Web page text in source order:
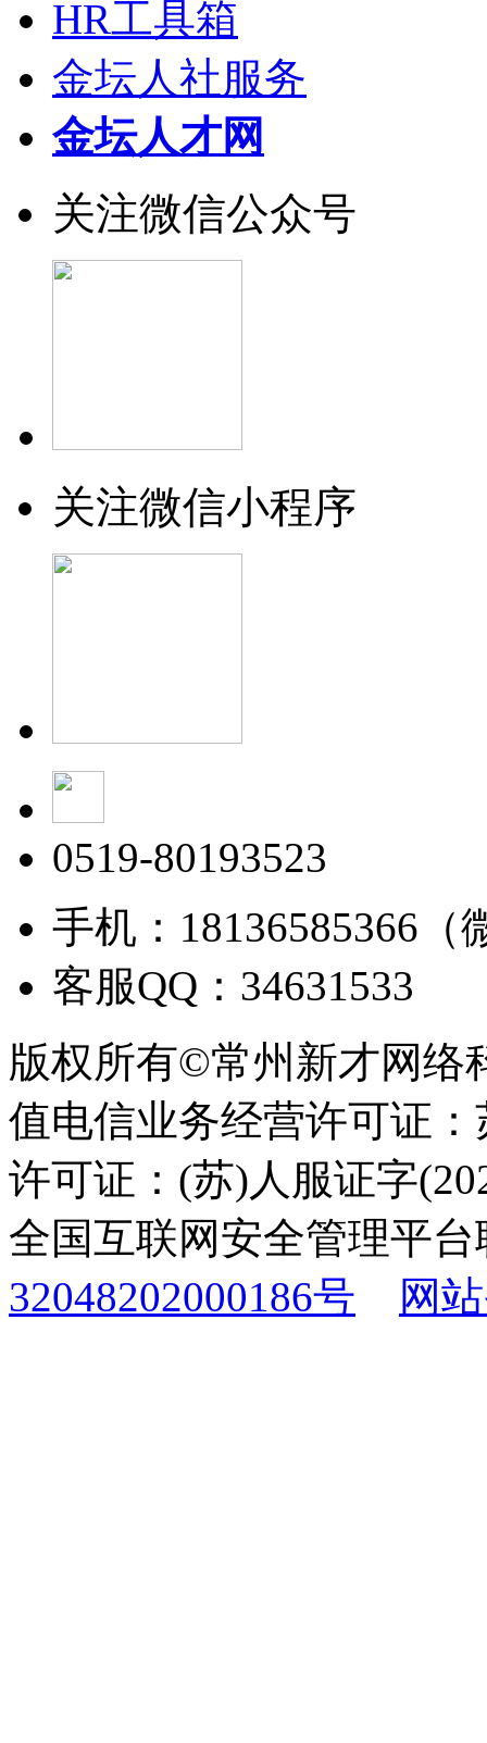
HR工具箱
金坛人社服务
金坛人才网
关注微信公众号
关注微信小程序
0519-80193523
手机：18136585366（
客服QQ：34631533
版权所有©常州新才网络
值电信业务经营许可证
许可证：(苏)人服证字
全国互联网安全管理平
32048202000186号
网